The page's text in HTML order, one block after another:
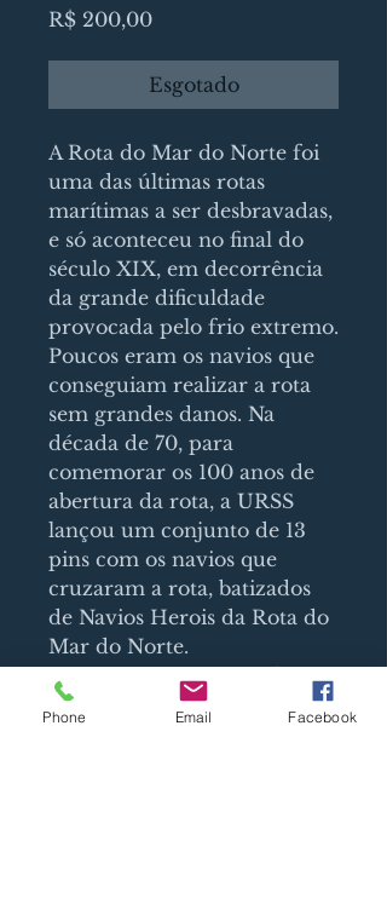
R$ 200,00Preço
Esgotado
A Rota do Mar do Norte foi
uma das últimas rotas
marítimas a ser desbravadas,
e só aconteceu no final do
século XIX, em decorrência
da grande dificuldade
provocada pelo frio extremo.
Poucos eram os navios que
conseguiam realizar a rota
sem grandes danos. Na
década de 70, para
comemorar os 100 anos de
abertura da rota, a URSS
lançou um conjunto de 13
pins com os navios que
cruzaram a rota, batizados
de Navios Herois da Rota do
Mar do Norte.
Pins originais, em excelente
estado de conservação, na
Phone Email Facebook